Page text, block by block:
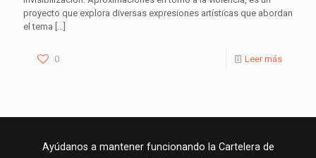
proyecto que explora diversas expresiones artísticas que abordan
el tema […]
0 Leer más
Ayúdanos a mantener funcionando la Cartelera de